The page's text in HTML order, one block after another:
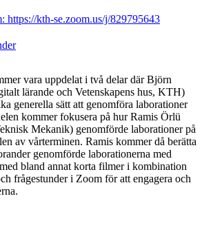
https://kth-se.zoom.us/j/829795643
vara uppdelat i två delar där Björn
lärande och Vetenskapens hus, KTH)
generella sätt att genomföra laborationer
kommer fokusera på hur Ramis Örlü
Mekanik) genomförde laborationer på
av vårterminen. Ramis kommer då berätta
genomförde laborationerna med
bland annat korta filmer i kombination
frågestunder i Zoom för att engagera och